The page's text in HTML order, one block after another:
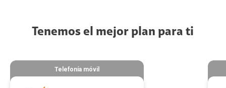
Tenemos el mejor plan para ti
Telefonía móvil